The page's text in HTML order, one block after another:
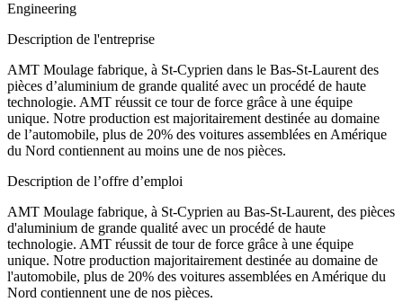
Engineering
Description de l'entreprise
AMT Moulage fabrique, à St-Cyprien dans le Bas-St-Laurent des
pièces d’aluminium de grande qualité avec un procédé de haute
technologie. AMT réussit ce tour de force grâce à une équipe
unique. Notre production est majoritairement destinée au domaine
de l’automobile, plus de 20% des voitures assemblées en Amérique
du Nord contiennent au moins une de nos pièces.
Description de l’offre d’emploi
AMT Moulage fabrique, à St-Cyprien au Bas-St-Laurent, des pièces
d'aluminium de grande qualité avec un procédé de haute
technologie. AMT réussit de tour de force grâce à une équipe
unique. Notre production majoritairement destinée au domaine de
l'automobile, plus de 20% des voitures assemblées en Amérique du
Nord contiennent une de nos pièces.